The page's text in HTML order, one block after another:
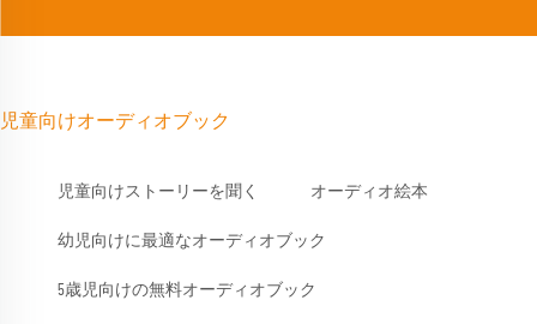
児童向けオーディオブック
児童向けストーリーを聞く オーディオ絵本
幼児向けに最適なオーディオブック
5歳児向けの無料オーディオブック